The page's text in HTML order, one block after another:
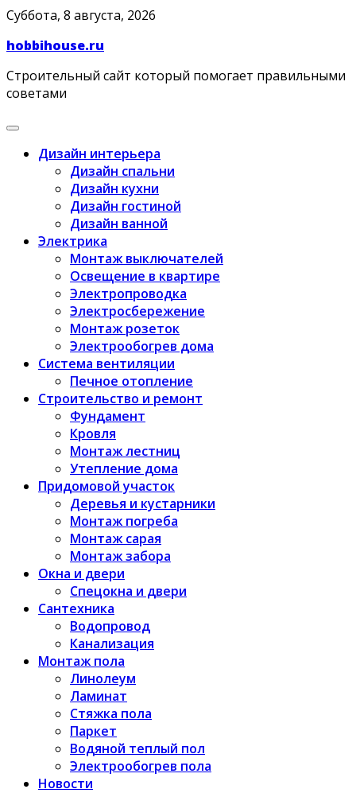
Skip
content
Суббота, 8 августа, 2026
hobbihouse.ru
Строительный сайт который помогает правильными
советами
Дизайн интерьера
Дизайн спальни
Дизайн кухни
Дизайн гостиной
Дизайн ванной
Электрика
Монтаж выключателей
Освещение в квартире
Электропроводка
Электросбережение
Монтаж розеток
Электрообогрев дома
Система вентиляции
Печное отопление
Строительство и ремонт
Фундамент
Кровля
Монтаж лестниц
Утепление дома
Придомовой участок
Деревья и кустарники
Монтаж погреба
Монтаж сарая
Монтаж забора
Окна и двери
Спецокна и двери
Сантехника
Водопровод
Канализация
Монтаж пола
Линолеум
Ламинат
Стяжка пола
Паркет
Водяной теплый пол
Электрообогрев пола
Новости